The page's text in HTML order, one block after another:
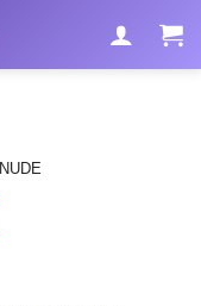
NUDE